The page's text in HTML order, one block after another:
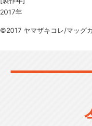
2017年
©2017 ヤマザキコレ/マッグ